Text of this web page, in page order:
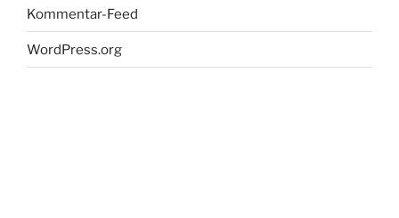
Kommentar-Feed
WordPress.org